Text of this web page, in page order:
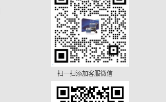
扫一扫添加客服微信